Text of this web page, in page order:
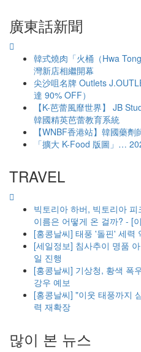
廣東話新聞
韓式燒肉「火桶（Hwa
灣新店相繼開幕
尖沙咀名牌 Outlets
達 90% OFF）
【K-芭蕾風靡世界】 JB
韓國精英芭蕾教育系統
【WNBF香港站】韓國藥
「擴大 K-Food 版圖」…
TRAVEL
빅토리아 하버, 빅토리아 피
이름은 어떻게 온 걸까? - [
[홍콩날씨] 태풍 '돌핀' 세
[세일정보] 침사추이 명품
일 진행
[홍콩날씨] 기상청, 황색 폭
강우 예보
[홍콩날씨] "이웃 태풍까지
력 재확장
많이 본 뉴스